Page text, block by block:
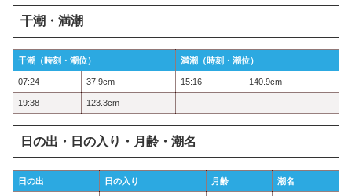
干潮・満潮
干潮（時刻・潮位） 満潮（時刻・潮位）
07:24 37.9cm 15:16 140.9cm
19:38 123.3cm - -
日の出・日の入り・月齢・潮名
日の出 日の入り 月齢 潮名